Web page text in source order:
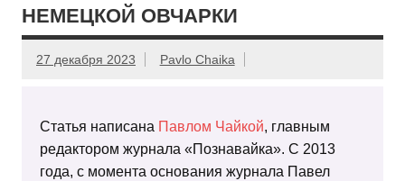
НЕМЕЦКОЙ ОВЧАРКИ
27 декабря 2023 Pavlo Chaika
Статья написана Павлом Чайкой, главным
редактором журнала «Познавайка». С 2013
года, с момента основания журнала Павел